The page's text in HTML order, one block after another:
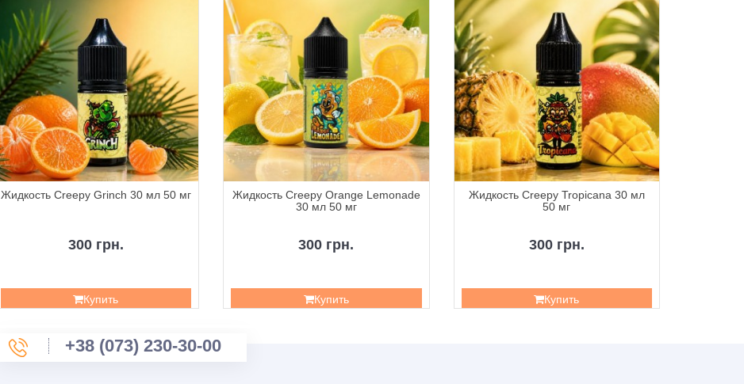
Жидкость Creepy Grinch 30 мл 50 мг
300 грн.
Купить
Жидкость Creepy Orange Lemonade
30 мл 50 мг
300 грн.
Купить
Жидкость Creepy Tropicana 30 мл
50 мг
300 грн.
Купить
+38 (073) 230-30-00